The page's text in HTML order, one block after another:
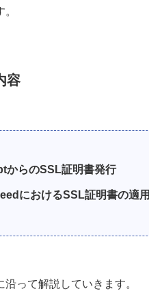
容
からのSSL証明書発行
におけるSSL証明書の適用
って解説していきます。